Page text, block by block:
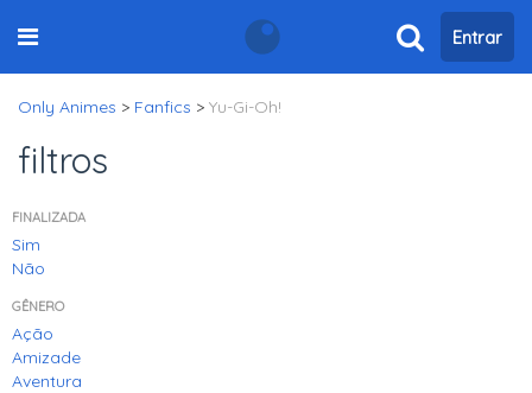
Entrar
Only Animes > Fanfics > Yu-Gi-Oh!
filtros
FINALIZADA
Sim
Não
GÊNERO
Ação
Amizade
Aventura